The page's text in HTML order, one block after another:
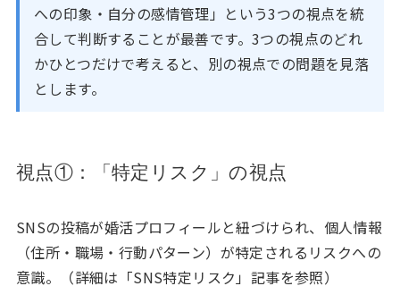
への印象・自分の感情管理」という3つの視点を統
合して判断することが最善です。3つの視点のどれ
かひとつだけで考えると、別の視点での問題を見落
とします。
視点①：「特定リスク」の視点
SNSの投稿が婚活プロフィールと紐づけられ、個人情報
（住所・職場・行動パターン）が特定されるリスクへの
意識。（詳細は「SNS特定リスク」記事を参照）